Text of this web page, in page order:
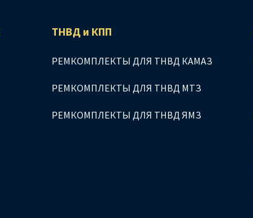
ТНВД и КПП
РЕМКОМПЛЕКТЫ ДЛЯ ТНВД КАМАЗ
РЕМКОМПЛЕКТЫ ДЛЯ ТНВД МТЗ
РЕМКОМПЛЕКТЫ ДЛЯ ТНВД ЯМЗ